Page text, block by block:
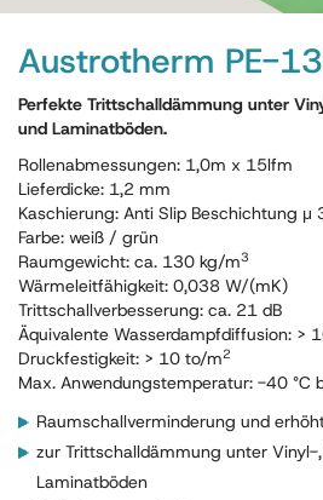
Austrotherm PE-
Perfekte Trittschalldämmung unter
und Laminatböden.
Rollenabmessungen: 1,0m x 15lfm
Lieferdicke: 1,2 mm
Kaschierung: Anti Slip Beschichtung μ
Farbe: weiß / grün
Raumgewicht: ca. 130 kg/m3
Wärmeleitfähigkeit: 0,038 W/(mK)
Trittschallverbesserung: ca. 21 dB
Äquivalente Wasserdampfdiffusion: >
Druckfestigkeit: > 10 to/m2
Max. Anwendungstemperatur: -40 °C
Raumschallverminderung und
zur Trittschalldämmung unter Vinyl-
Laminatböden